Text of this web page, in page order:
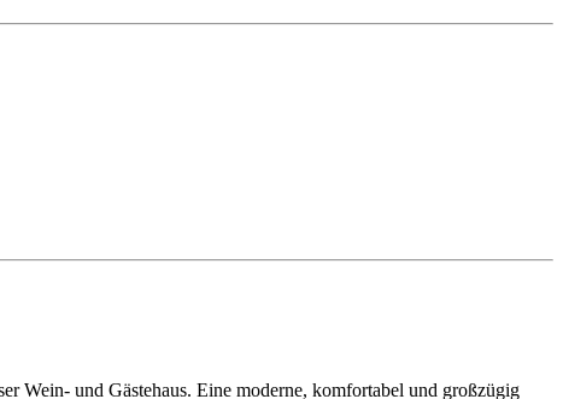
Wein- und Gästehaus. Eine moderne, komfortabel und großzügig